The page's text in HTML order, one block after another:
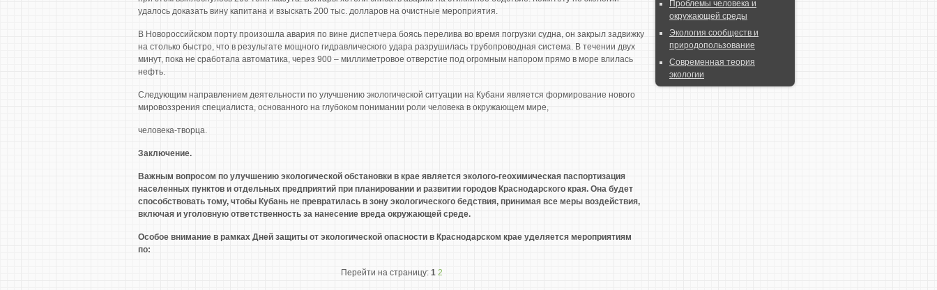
удалось доказать вину капитана и взыскать 200 тыс. долларов на очистные мероприятия.
В Новороссийском порту произошла авария по вине диспетчера боясь перелива во время погрузки судна, он закрыл задвижку
на столько быстро, что в результате мощного гидравлического удара разрушилась трубопроводная система. В течении двух
минут, пока не сработала автоматика, через 900 – миллиметровое отверстие под огромным напором прямо в море влилась
нефть.
Следующим направлением деятельности по улучшению экологической ситуации на Кубани является формирование нового
мировоззрения специалиста, основанного на глубоком понимании роли человека в окружающем мире,
человека-творца.
Заключение.
Важным вопросом по улучшению экологической обстановки в крае является эколого-геохимическая паспортизация
населенных пунктов и отдельных предприятий при планировании и развитии городов Краснодарского края. Она будет
способствовать тому, чтобы Кубань не превратилась в зону экологического бедствия, принимая все меры воздействия,
включая и уголовную ответственность за нанесение вреда окружающей среде.
Особое внимание в рамках Дней защиты от экологической опасности в Краснодарском крае уделяется мероприятиям
по:
Перейти на страницу: 1 2
Проблемы человека и
окружающей среды
Экология сообществ и
природопользование
Современная теория
экологии